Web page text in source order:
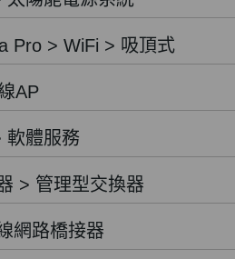
Pro > WiFi > 吸頂式
AP
軟體服務
> 管理型交換器
網路橋接器